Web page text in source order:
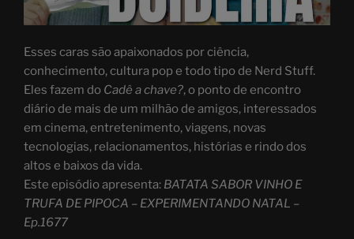
Esses caras são apaixonados por ciência,
conhecimento, cultura pop e todo tipo de Nerd Stuff.
Eles fazem do Cadê a chave?, o ponto de encontro
diário de mais de um milhão de amigos, interessados
em cinema, entretenimento, viagens, novas
tecnologias, relacionamentos, histórias e rindo dos
altos e baixos da vida.
Este episódio apresenta: BATATA SABOR VINHO E
TRUFA DE PIPOCA – EXPERIMENTANDO NATAL –
Ep.1677